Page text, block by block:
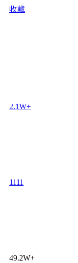
收藏
2.1W+
1111
49.2W+